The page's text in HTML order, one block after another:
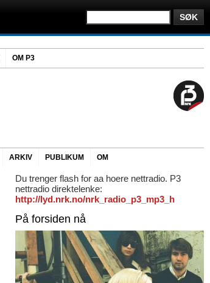
OM P3
ARKIV PUBLIKUM OM
Du trenger flash for aa hoere nettradio. P3
nettradio direktelenke:
http://lyd.nrk.no/nrk_radio_p3_mp3_h
På forsiden nå